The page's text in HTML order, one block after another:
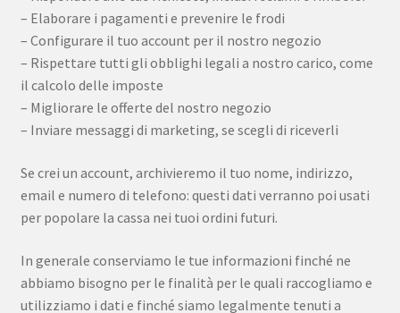
– Elaborare i pagamenti e prevenire le frodi
– Configurare il tuo account per il nostro negozio
– Rispettare tutti gli obblighi legali a nostro carico, come
il calcolo delle imposte
– Migliorare le offerte del nostro negozio
– Inviare messaggi di marketing, se scegli di riceverli
Se crei un account, archivieremo il tuo nome, indirizzo,
email e numero di telefono: questi dati verranno poi usati
per popolare la cassa nei tuoi ordini futuri.
In generale conserviamo le tue informazioni finché ne
abbiamo bisogno per le finalità per le quali raccogliamo e
utilizziamo i dati e finché siamo legalmente tenuti a